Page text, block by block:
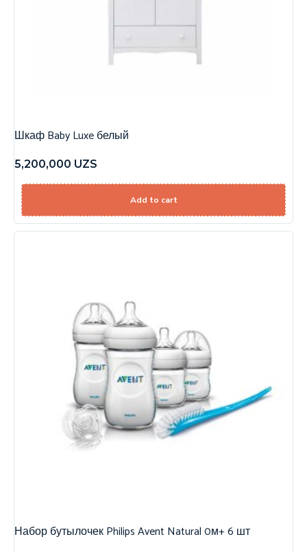
Шкаф Baby Luxe белый
5,200,000 UZS
Add to cart
Набор бутылочек Philips Avent Natural 0м+ 6 шт